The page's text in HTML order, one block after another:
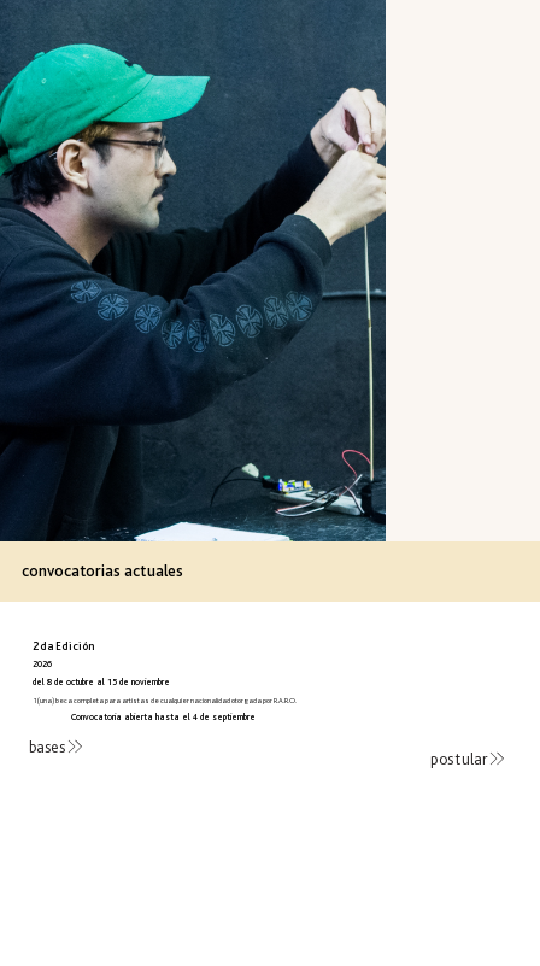
convocatorias actuales
2da Edición
2026
del 8 de octubre al 15 de noviembre
1 (una) beca completa para artistas de cualquier nacionalidad otorgada por R.A.R.O.
Convocatoria abierta hasta el 4 de septiembre
postular
bases